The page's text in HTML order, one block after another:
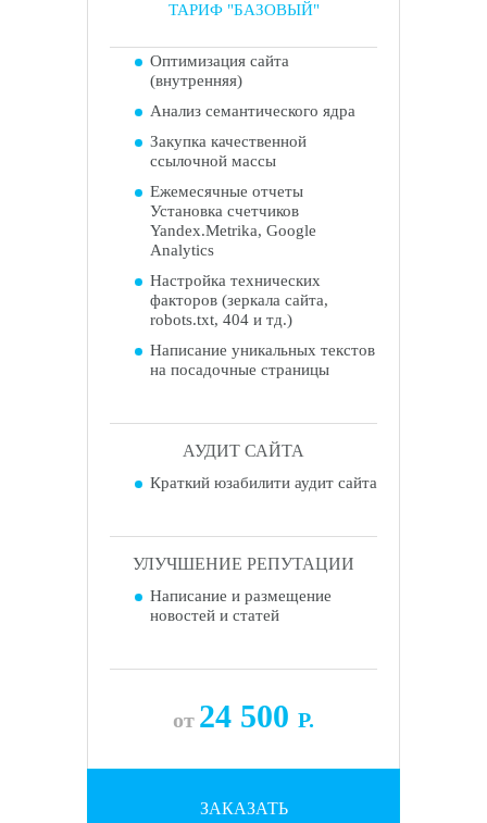
ТАРИФ "БАЗОВЫЙ"
Оптимизация сайта
(внутренняя)
Анализ семантического ядра
Закупка качественной
ссылочной массы
Ежемесячные отчеты
Установка счетчиков
Yandex.Metrika, Google
Analytics
Настройка технических
факторов (зеркала сайта,
robots.txt, 404 и тд.)
Написание уникальных текстов
на посадочные страницы
АУДИТ САЙТА
Краткий юзабилити аудит сайта
УЛУЧШЕНИЕ РЕПУТАЦИИ
Написание и размещение
новостей и статей
от 24 500 Р.
ЗАКАЗАТЬ